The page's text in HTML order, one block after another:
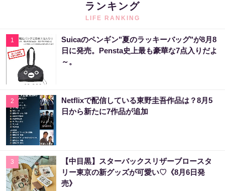
ランキング
LIFE RANKING
1
Suicaのペンギン"夏のラッキーバッグ"が8月8
日に発売。Pensta史上最も豪華な7点入りだよ
～。
2
Netflixで配信している東野圭吾作品は？8月5
日から新たに7作品が追加
3
【中目黒】スターバックスリザーブロースタ
リー東京の新グッズが可愛い♡《8月6日発
売》